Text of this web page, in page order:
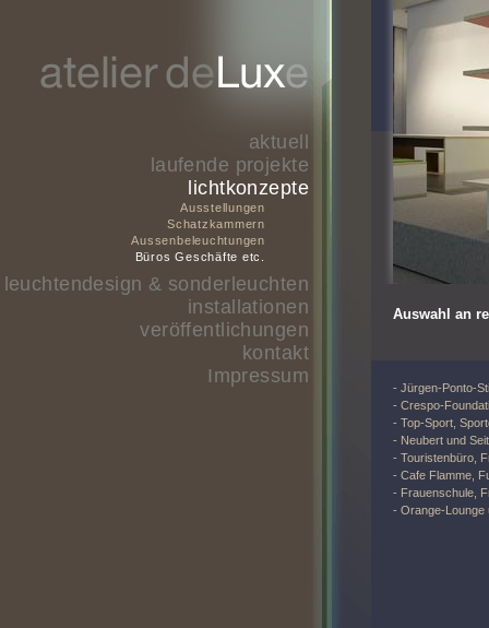
aktuell
laufende projekte
lichtkonzepte
Ausstellungen
Schatzkammern
Aussenbeleuchtungen
Büros Geschäfte etc.
leuchtendesign & sonderleuchten
installationen
veröffentlichungen
kontakt
Impressum
Auswahl an
- Jürgen-Ponto-
- Crespo-
- Top-Sport,
- Neubert und
- Touristenbüro,
- Cafe Flamme,
- Frauenschule,
- Orange-Lounge